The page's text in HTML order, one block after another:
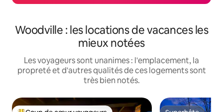
Woodville : les locations de vacances les
mieux notées
Les voyageurs sont unanimes : l'emplacement, la
propreté et d'autres qualités de ces logements sont
très bien notés.